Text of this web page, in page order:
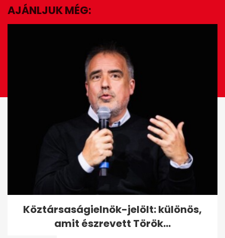
EZ IS ÉRDEKELHET
Károly király elmondta: egy
lavinánál hajszálon múlt az
élete
AJÁNLJUK MÉG:
Köztársaságielnök-jelölt: különös,
amit észrevett Török...